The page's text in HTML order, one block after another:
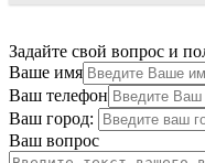
Задайте свой вопрос и
Ваше имя
Ваш телефон
Ваш город:
Ваш вопрос